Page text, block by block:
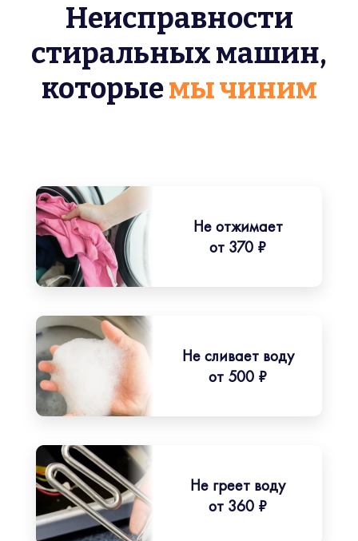
Неисправности
стиральных машин,
которыемы чиним
Не отжимает
от 370 ₽
Не сливает воду
от 500 ₽
Не греет воду
от 360 ₽